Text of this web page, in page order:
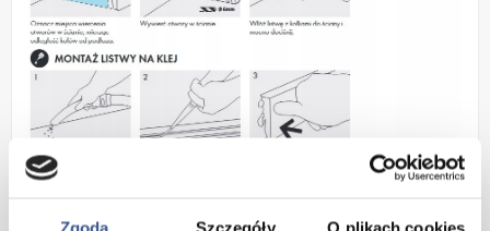
SPOSOBY WYKOŃCZENIA: